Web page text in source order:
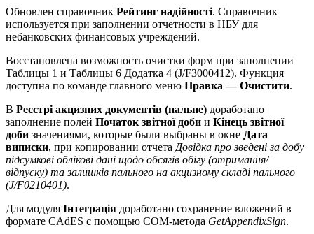
Обновлен справочник Рейтинг надійності. Справочник
используется при заполнении отчетности в НБУ для
небанковских финансовых учреждений.
Восстановлена возможность очистки форм при заполнении
Таблицы 1 и Таблицы 6 Додатка 4 (J/F3000412). Функция
доступна по команде главного меню Правка — Очистити.
В Реєстрі акцизних документів (пальне) доработано
заполнение полей Початок звітної доби и Кінець звітної
доби значениями, которые были выбраны в окне Дата
виписки, при копировании отчета Довідка про зведені за добу
підсумкові облікові дані щодо обсягів обігу (отримання/
відпуску) та залишків пального на акцизному складі пального
(J/F0210401).
Для модуля Інтеграція доработано сохранение вложений в
формате CAdES с помощью COM-метода GetAppendixSign.